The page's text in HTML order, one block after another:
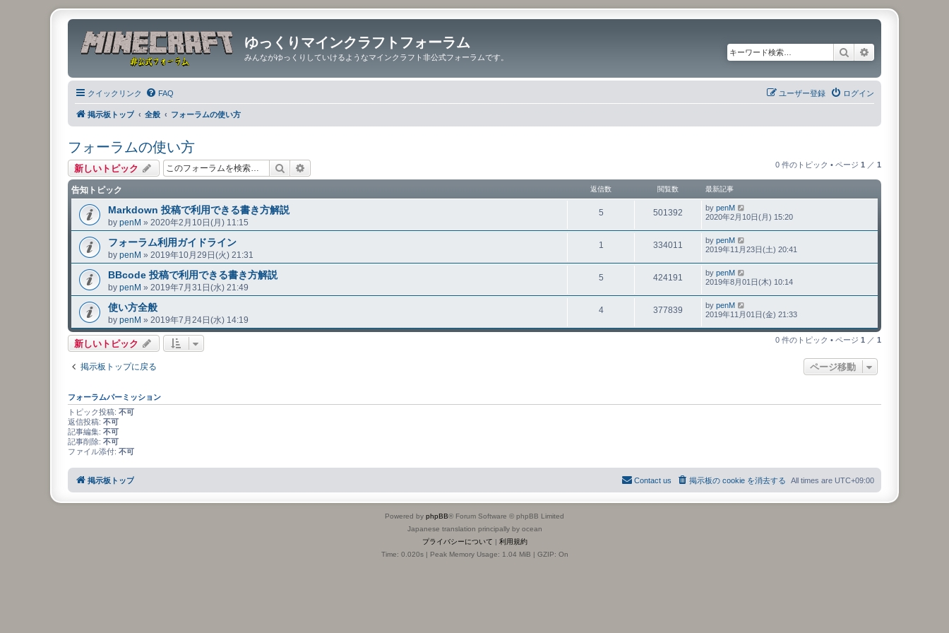
ゆっくりマインクラフトフォーラム
みんながゆっくりしていけるようなマインクラフト非公式フォーラムです。 検索
クイックリンク FAQ ログイン
ユーザー登録
掲示板トップ 全般 フォーラムの使い方
フォーラムの使い方
新しいトピック 検索 0 件のトピック • ページ 1 ／ 1
告知トピック 返信数 閲覧数 最新記事
Markdown 投稿で利用できる書き方解説
by penM » 2020年2月10日(月) 11:15
5 501392 by penM
2020年2月10日(月) 15:20
フォーラム利用ガイドライン
by penM » 2019年10月29日(火) 21:31
1 334011 by penM
2019年11月23日(土) 20:41
BBcode 投稿で利用できる書き方解説
by penM » 2019年7月31日(水) 21:49
5 424191 by penM
2019年8月01日(木) 10:14
使い方全般
by penM » 2019年7月24日(水) 14:19
4 377839 by penM
2019年11月01日(金) 21:33
新しいトピック 0 件のトピック • ページ 1 ／ 1
掲示板トップに戻る ページ移動
フォーラムパーミッション
トピック投稿: 不可
返信投稿: 不可
記事編集: 不可
記事削除: 不可
ファイル添付: 不可
掲示板トップ All times are UTC+09:00
掲示板の cookie を消去する
Contact us
Powered by phpBB® Forum Software © phpBB Limited
Japanese translation principally by ocean
プライバシーについて | 利用規約
Time: 0.020s| Peak Memory Usage: 1.04 MiB | GZIP: On